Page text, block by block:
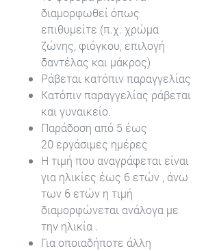
διαμορφωθεί όπως
επιθυμείτε (π.χ. χρώμα
ζώνης, φιόγκου, επιλογή
δαντέλας και μάκρος)
Ράβεται κατόπιν παραγγελίας
Κατόπιν παραγγελίας ράβεται
και γυναικείο.
Παράδοση από 5 έως
20 εργάσιμες ημέρες
Η τιμή που αναγράφεται είναι
για ηλικίες έως 6 ετών , άνω
των 6 ετών η τιμή
διαμορφώνεται ανάλογα με
την ηλικία .
Για οποιαδήποτε άλλη